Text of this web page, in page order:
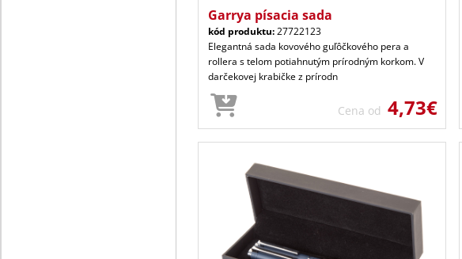
Garrya písacia sada
kód produktu:27722123
Elegantná sada kovového guľôčkového pera a
rollera s telom potiahnutým prírodným korkom. V
darčekovej krabičke z prírodn
Cena od 4,73€